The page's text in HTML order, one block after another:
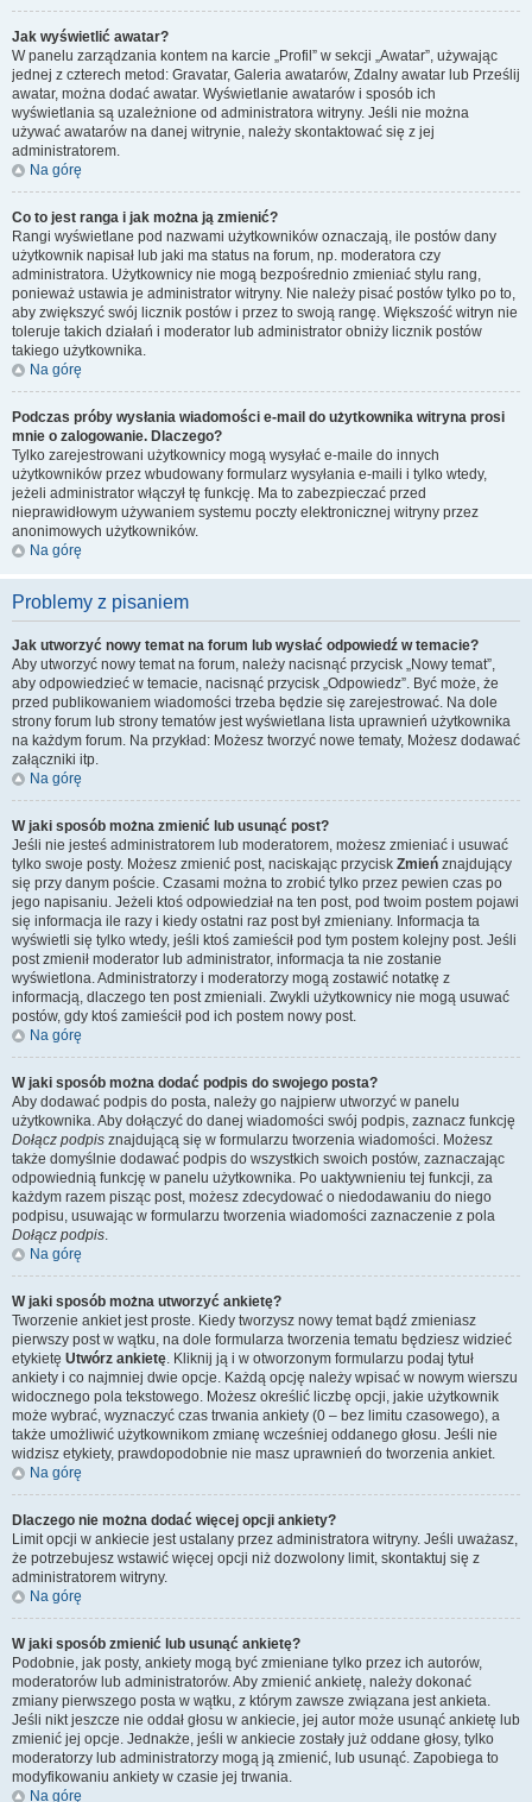
Jak wyświetlić awatar?
W panelu zarządzania kontem na karcie „Profil” w sekcji „Awatar”, używając
jednej z czterech metod: Gravatar, Galeria awatarów, Zdalny awatar lub Prześlij
awatar, można dodać awatar. Wyświetlanie awatarów i sposób ich
wyświetlania są uzależnione od administratora witryny. Jeśli nie można
używać awatarów na danej witrynie, należy skontaktować się z jej
administratorem.
Na górę
Co to jest ranga i jak można ją zmienić?
Rangi wyświetlane pod nazwami użytkowników oznaczają, ile postów dany
użytkownik napisał lub jaki ma status na forum, np. moderatora czy
administratora. Użytkownicy nie mogą bezpośrednio zmieniać stylu rang,
ponieważ ustawia je administrator witryny. Nie należy pisać postów tylko po to,
aby zwiększyć swój licznik postów i przez to swoją rangę. Większość witryn nie
toleruje takich działań i moderator lub administrator obniży licznik postów
takiego użytkownika.
Na górę
Podczas próby wysłania wiadomości e-mail do użytkownika witryna prosi
mnie o zalogowanie. Dlaczego?
Tylko zarejestrowani użytkownicy mogą wysyłać e-maile do innych
użytkowników przez wbudowany formularz wysyłania e-maili i tylko wtedy,
jeżeli administrator włączył tę funkcję. Ma to zabezpieczać przed
nieprawidłowym używaniem systemu poczty elektronicznej witryny przez
anonimowych użytkowników.
Na górę
Problemy z pisaniem
Jak utworzyć nowy temat na forum lub wysłać odpowiedź w temacie?
Aby utworzyć nowy temat na forum, należy nacisnąć przycisk „Nowy temat”,
aby odpowiedzieć w temacie, nacisnąć przycisk „Odpowiedz”. Być może, że
przed publikowaniem wiadomości trzeba będzie się zarejestrować. Na dole
strony forum lub strony tematów jest wyświetlana lista uprawnień użytkownika
na każdym forum. Na przykład: Możesz tworzyć nowe tematy, Możesz dodawać
załączniki itp.
Na górę
W jaki sposób można zmienić lub usunąć post?
Jeśli nie jesteś administratorem lub moderatorem, możesz zmieniać i usuwać
tylko swoje posty. Możesz zmienić post, naciskając przycisk Zmień znajdujący
się przy danym poście. Czasami można to zrobić tylko przez pewien czas po
jego napisaniu. Jeżeli ktoś odpowiedział na ten post, pod twoim postem pojawi
się informacja ile razy i kiedy ostatni raz post był zmieniany. Informacja ta
wyświetli się tylko wtedy, jeśli ktoś zamieścił pod tym postem kolejny post. Jeśli
post zmienił moderator lub administrator, informacja ta nie zostanie
wyświetlona. Administratorzy i moderatorzy mogą zostawić notatkę z
informacją, dlaczego ten post zmieniali. Zwykli użytkownicy nie mogą usuwać
postów, gdy ktoś zamieścił pod ich postem nowy post.
Na górę
W jaki sposób można dodać podpis do swojego posta?
Aby dodawać podpis do posta, należy go najpierw utworzyć w panelu
użytkownika. Aby dołączyć do danej wiadomości swój podpis, zaznacz funkcję
Dołącz podpis znajdującą się w formularzu tworzenia wiadomości. Możesz
także domyślnie dodawać podpis do wszystkich swoich postów, zaznaczając
odpowiednią funkcję w panelu użytkownika. Po uaktywnieniu tej funkcji, za
każdym razem pisząc post, możesz zdecydować o niedodawaniu do niego
podpisu, usuwając w formularzu tworzenia wiadomości zaznaczenie z pola
Dołącz podpis.
Na górę
W jaki sposób można utworzyć ankietę?
Tworzenie ankiet jest proste. Kiedy tworzysz nowy temat bądź zmieniasz
pierwszy post w wątku, na dole formularza tworzenia tematu będziesz widzieć
etykietę Utwórz ankietę. Kliknij ją i w otworzonym formularzu podaj tytuł
ankiety i co najmniej dwie opcje. Każdą opcję należy wpisać w nowym wierszu
widocznego pola tekstowego. Możesz określić liczbę opcji, jakie użytkownik
może wybrać, wyznaczyć czas trwania ankiety (0 – bez limitu czasowego), a
także umożliwić użytkownikom zmianę wcześniej oddanego głosu. Jeśli nie
widzisz etykiety, prawdopodobnie nie masz uprawnień do tworzenia ankiet.
Na górę
Dlaczego nie można dodać więcej opcji ankiety?
Limit opcji w ankiecie jest ustalany przez administratora witryny. Jeśli uważasz,
że potrzebujesz wstawić więcej opcji niż dozwolony limit, skontaktuj się z
administratorem witryny.
Na górę
W jaki sposób zmienić lub usunąć ankietę?
Podobnie, jak posty, ankiety mogą być zmieniane tylko przez ich autorów,
moderatorów lub administratorów. Aby zmienić ankietę, należy dokonać
zmiany pierwszego posta w wątku, z którym zawsze związana jest ankieta.
Jeśli nikt jeszcze nie oddał głosu w ankiecie, jej autor może usunąć ankietę lub
zmienić jej opcje. Jednakże, jeśli w ankiecie zostały już oddane głosy, tylko
moderatorzy lub administratorzy mogą ją zmienić, lub usunąć. Zapobiega to
modyfikowaniu ankiety w czasie jej trwania.
Na górę